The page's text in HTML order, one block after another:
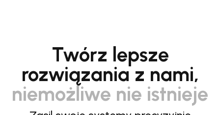
Twórz lepsze
rozwiązania z nami,
niemożliwe nie istnieje